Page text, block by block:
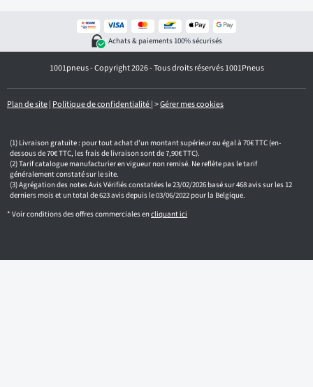
i
l
Achats & paiements 100% sécurisés
1001pneus - Copyright 2026 - Tous droits réservés 1001Pneus
Plan de site| Politique de confidentialité|>Gérer mes cookies
Livraison gratuite : pour tout achat d'un montant supérieur ou égal à 70€ TTC (en-
dessous de 70€ TTC, les frais de livraison sont de 7,90€ TTC).
Tarif catalogue manufacturier en vigueur non remisé. Ne reflète pas le tarif
généralement constaté sur le site.
Agrégation des notes Avis Vérifiés constatées le 23/02/2026 basé sur 468 avis sur les 12
derniers mois et un total de 623 avis depuis le 03/06/2022 pour la Belgique.
* Voir conditions des offres commerciales encliquant ici